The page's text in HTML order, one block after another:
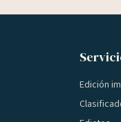
Edición